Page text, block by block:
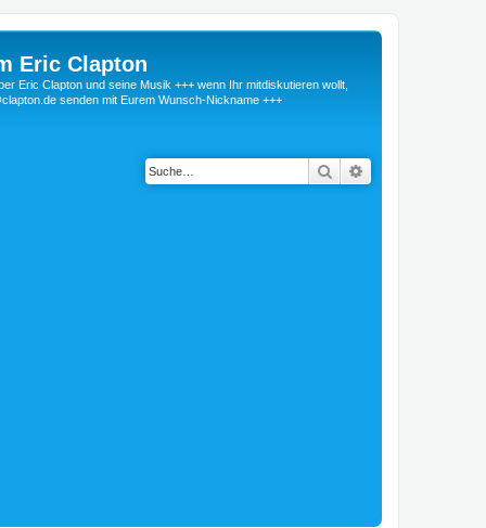
Eric Clapton
Eric Clapton und seine Musik +++ wenn Ihr mitdiskutieren wollt,
senden mit Eurem Wunsch-Nickname +++
Suche